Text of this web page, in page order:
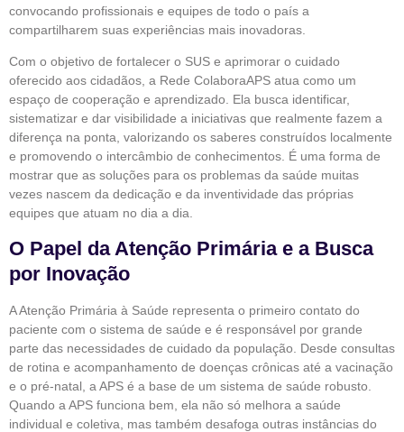
convocando profissionais e equipes de todo o país a
compartilharem suas experiências mais inovadoras.
Com o objetivo de fortalecer o SUS e aprimorar o cuidado
oferecido aos cidadãos, a Rede ColaboraAPS atua como um
espaço de cooperação e aprendizado. Ela busca identificar,
sistematizar e dar visibilidade a iniciativas que realmente fazem a
diferença na ponta, valorizando os saberes construídos localmente
e promovendo o intercâmbio de conhecimentos. É uma forma de
mostrar que as soluções para os problemas da saúde muitas
vezes nascem da dedicação e da inventividade das próprias
equipes que atuam no dia a dia.
O Papel da Atenção Primária e a Busca
por Inovação
A Atenção Primária à Saúde representa o primeiro contato do
paciente com o sistema de saúde e é responsável por grande
parte das necessidades de cuidado da população. Desde consultas
de rotina e acompanhamento de doenças crônicas até a vacinação
e o pré-natal, a APS é a base de um sistema de saúde robusto.
Quando a APS funciona bem, ela não só melhora a saúde
individual e coletiva, mas também desafoga outras instâncias do